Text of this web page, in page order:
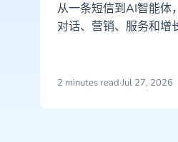
从一条短信到AI智能体
对话、营销、服务和增
2 minutes read·Jul 27, 2026